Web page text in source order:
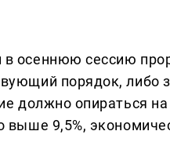
осеннюю сессию
порядок, либо
должно опираться
выше 9,5%,